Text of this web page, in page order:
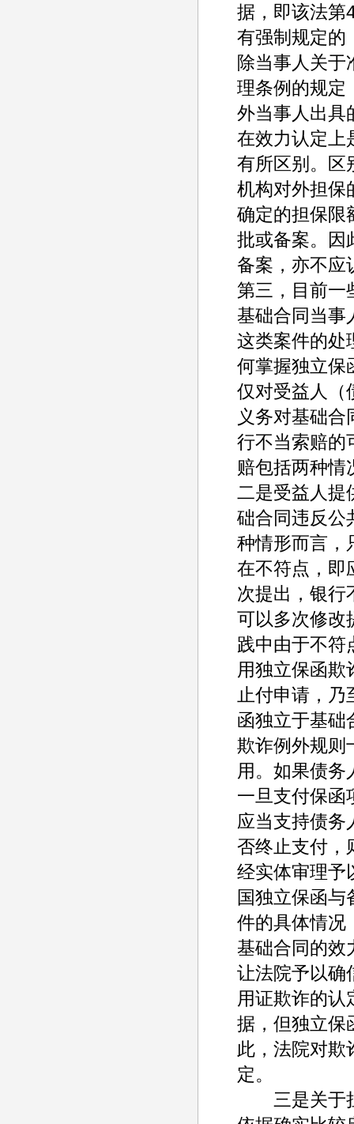
据，即该法第
有强制规定的
除当事人关于
理条例的规定
外当事人出具
在效力认定上
有所区别。区
机构对外担保
确定的担保限
批或备案。因
备案，亦不应
第三，目前一
基础合同当事
这类案件的处
何掌握独立保
仅对受益人（
义务对基础
行不当索赔的
赔包括两种情
二是受益人提
础合同违反公
种情形而言，
在不符点，即
次提出，银行
可以多次修改
践中由于不符
用独立保函欺
止付申请，
函独立于基础
欺诈例外规则
用。如果债务
一旦支付保函
应当支持债务
否终止支付，
经实体审理予
国独立保函与
件的具体情况
基础合同的效
让法院予以确
用证欺诈的认
据，但独立保
此，法院对欺
定。
三是关于担